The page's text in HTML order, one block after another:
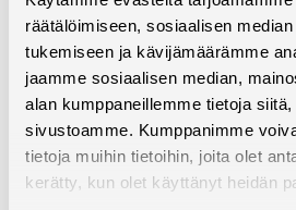
räätälöimiseen, sosiaalisen
tukemiseen ja kävijämäärämme
jaamme sosiaalisen median,
alan kumppaneillemme tietoja
sivustoamme. Kumppanimme
tietoja muihin tietoihin, joita olet
kerätty, kun olet käyttänyt heidän